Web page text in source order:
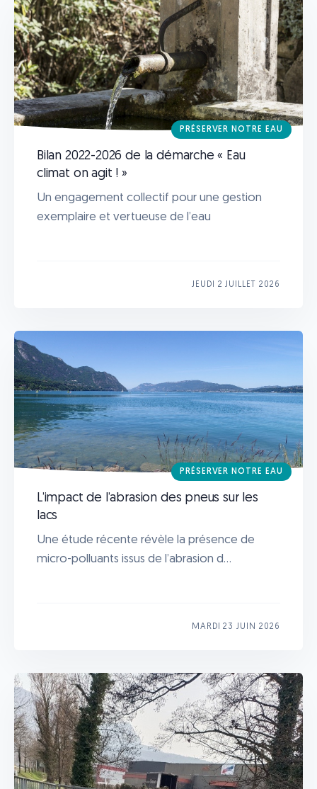
PRÉSERVER NOTRE EAU
Bilan 2022-2026 de la démarche « Eau
climat on agit ! »
Un engagement collectif pour une gestion
exemplaire et vertueuse de l’eau
JEUDI 2 JUILLET 2026
PRÉSERVER NOTRE EAU
L’impact de l’abrasion des pneus sur les
lacs
Une étude récente révèle la présence de
micro-polluants issus de l’abrasion d...
MARDI 23 JUIN 2026